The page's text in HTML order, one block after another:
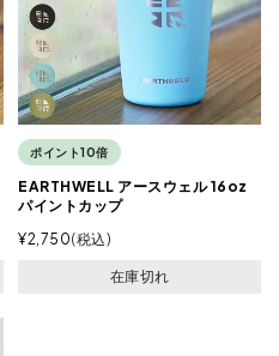
ポイント10倍
EARTHWELL アースウェル 16oz
パイントカップ
¥2,750 税込
在庫切れ